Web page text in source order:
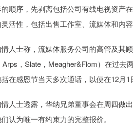
顺序，先剥离包括公司有线电视资产
活性，包括出售工作室、流媒体和内
士称，流媒体服务公司的高管及其顾
Arps，Slate，Meagher&Flom）在过去
在感恩节当天多次通话，以便在12月1
士透露，华纳兄弟董事会在周四做出
认为唯一有约束力的完整报价。